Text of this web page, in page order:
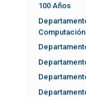
100 Años
Computación